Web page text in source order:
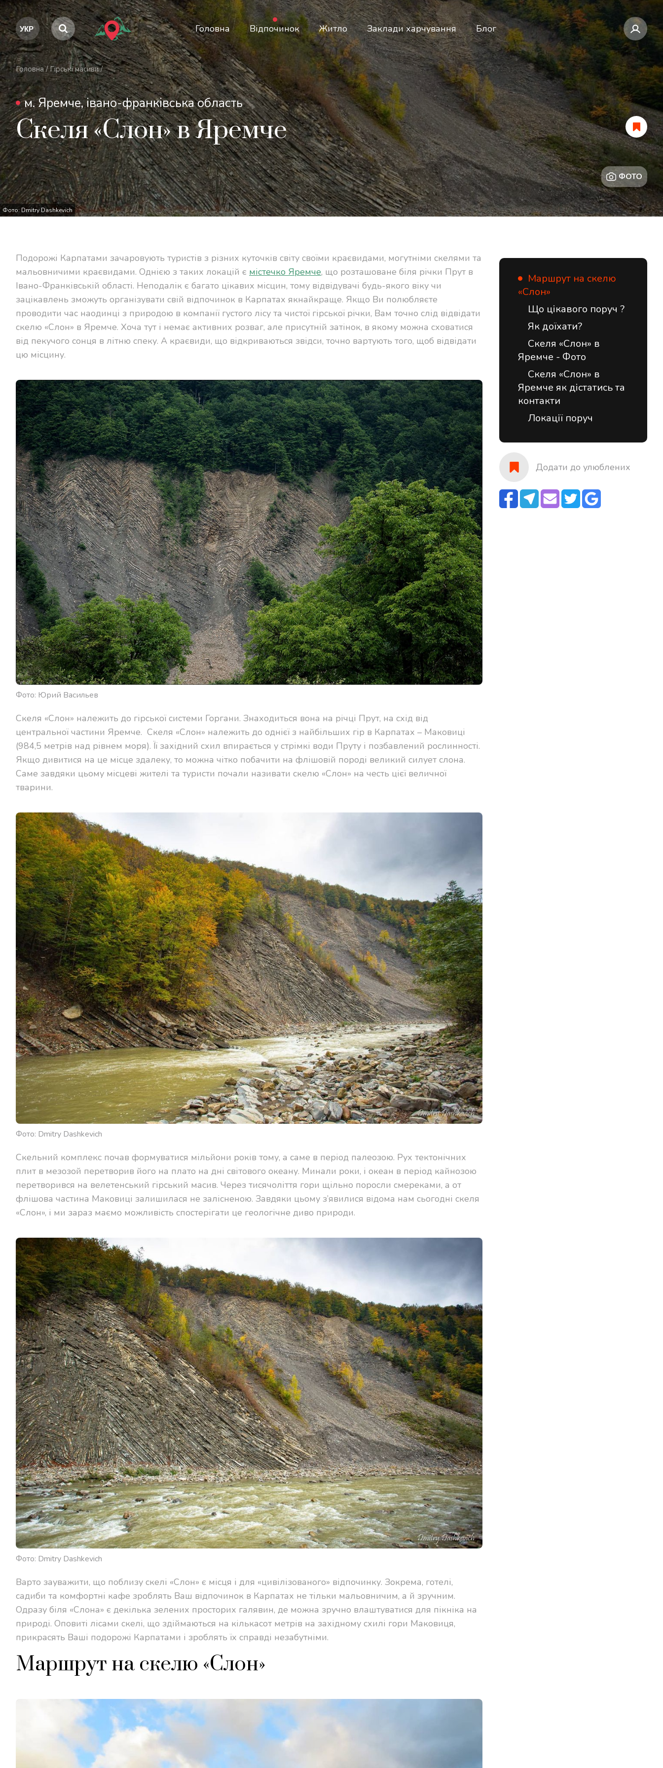
Головна Відпочинок Житло Заклади харчування Блог
Головна / Гірські масиви /
м. Яремче, івано-франківська область
Скеля «Слон» в Яремче
ФОТО
Фото: Dmitry Dashkevich
Подорожі Карпатами зачаровують туристів з різних куточків світу своїми краєвидами, могутніми скелями та
мальовничими краєвидами. Однією з таких локацій є містечко Яремче, що розташоване біля річки Прут в
Івано-Франківській області. Неподалік є багато цікавих місцин, тому відвідувачі будь-якого віку чи
зацікавлень зможуть організувати свій відпочинок в Карпатах якнайкраще. Якщо Ви полюбляєте
проводити час наодинці з природою в компанії густого лісу та чистої гірської річки, Вам точно слід відвідати
скелю «Слон» в Яремче. Хоча тут і немає активних розваг, але присутній затінок, в якому можна сховатися
від пекучого сонця в літню спеку. А краєвиди, що відкриваються звідси, точно вартують того, щоб відвідати
цю місцину.
Фото: Юрий Васильев
Скеля «Слон» належить до гірської системи Горгани. Знаходиться вона на річці Прут, на схід від
центральної частини Яремче. Скеля «Слон» належить до однієї з найбільших гір в Карпатах – Маковиці
(984,5 метрів над рівнем моря). Її західний схил впирається у стрімкі води Пруту і позбавлений рослинності.
Якщо дивитися на це місце здалеку, то можна чітко побачити на флішовій породі великий силует слона.
Саме завдяки цьому місцеві жителі та туристи почали називати скелю «Слон» на честь цієї величної
тварини.
Фото: Dmitry Dashkevich
Скельний комплекс почав формуватися мільйони років тому, а саме в період палеозою. Рух тектонічних
плит в мезозой перетворив його на плато на дні світового океану. Минали роки, і океан в період кайнозою
перетворився на велетенський гірський масив. Через тисячоліття гори щільно поросли смереками, а от
флішова частина Маковиці залишилася не залісненою. Завдяки цьому з’явилися відома нам сьогодні скеля
«Слон», і ми зараз маємо можливість спостерігати це геологічне диво природи.
Фото: Dmitry Dashkevich
Варто зауважити, що поблизу скелі «Слон» є місця і для «цивілізованого» відпочинку. Зокрема, готелі,
садиби та комфортні кафе зроблять Ваш відпочинок в Карпатах не тільки мальовничим, а й зручним.
Одразу біля «Слона» є декілька зелених просторих галявин, де можна зручно влаштуватися для пікніка на
природі. Оповиті лісами скелі, що здіймаються на кількасот метрів на західному схилі гори Маковиця,
прикрасять Ваші подорожі Карпатами і зроблять їх справді незабутніми.
Маршрут на скелю «Слон»
Маршрут на скелю
«Слон»
Що цікавого поруч ?
Як доїхати?
Скеля «Слон» в
Яремче - Фото
Скеля «Слон» в
Яремче як дістатись та
контакти
Локації поруч
Додати до улюблених